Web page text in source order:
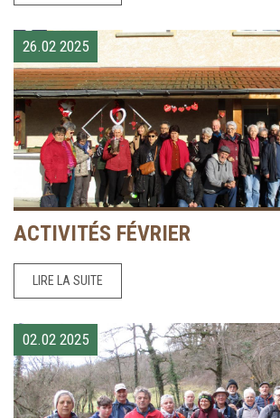
26.02 2025
ACTIVITÉS FÉVRIER
LIRE LA SUITE
02.02 2025